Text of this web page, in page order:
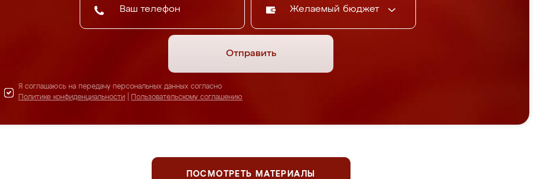
Желаемый бюджет
Отправить
Я соглашаюсь на передачу персональных данных согласно
Политике конфиденциальности
Пользовательскому соглашению
ПОСМОТРЕТЬ МАТЕРИАЛЫ